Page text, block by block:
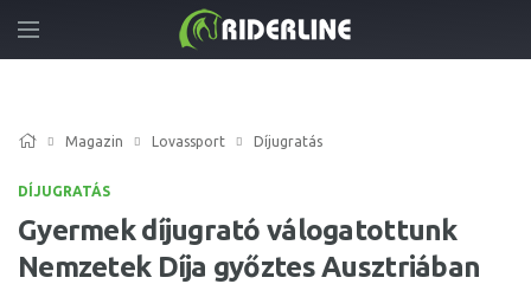
Magazin Lovassport Díjugratás
DÍJUGRATÁS
Gyermek díjugrató válogatottunk
Nemzetek Díja győztes Ausztriában